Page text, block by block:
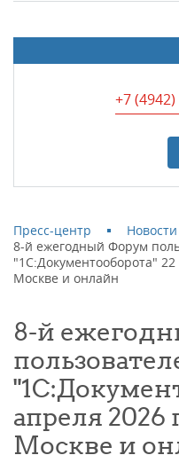
+7 (4942)
Пресс-центр
8-й ежегодный Форум
"1С:Документооборота"
Москве и онлайн
8-й
апреля 2026
Москве и